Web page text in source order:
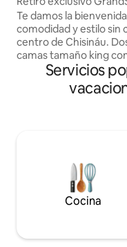
opulencia
Te damos la bienvenida
comodidad y estilo sin
centro de Chisináu.
camas tamaño king
primera calidad, dos
(bañera independiente
principal y ducha a ras
estacionamiento
elevador hacen de
para familias, parejas o
negocios que se
entre huéspedes.
Servicios
Cocina